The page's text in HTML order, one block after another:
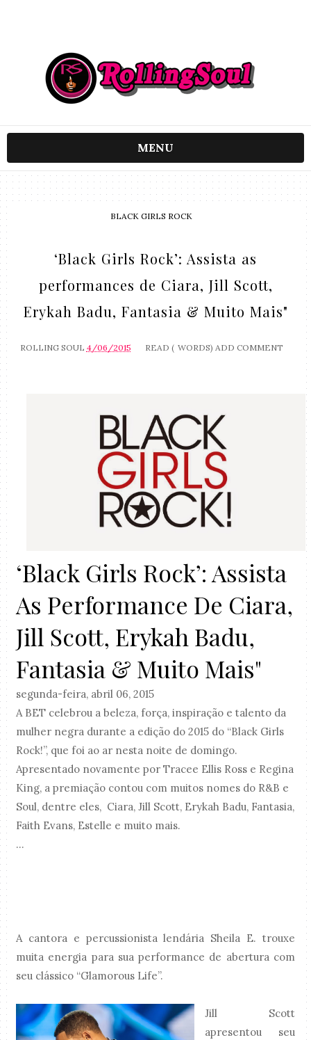
MENU
BLACK GIRLS ROCK
‘Black Girls Rock’: Assista as
performances de Ciara, Jill Scott,
Erykah Badu, Fantasia & Muito Mais"
ROLLING SOUL 4/06/2015 READ ( WORDS) ADD COMMENT
‘Black Girls Rock’: Assista
As Performance De Ciara,
Jill Scott, Erykah Badu,
Fantasia & Muito Mais"
segunda-feira, abril 06, 2015
A BET celebrou a beleza, força, inspiração e talento da
mulher negra durante a edição do 2015 do “Black Girls
Rock!”, que foi ao ar nesta noite de domingo.
Apresentado novamente por Tracee Ellis Ross e Regina
King, a premiação contou com muitos nomes do R&B e
Soul, dentre eles, Ciara, Jill Scott, Erykah Badu, Fantasia,
Faith Evans, Estelle e muito mais.
...
A cantora e percussionista lendária Sheila E. trouxe
muita energia para sua performance de abertura com
seu clássico “Glamorous Life”.
Jill Scott
apresentou seu